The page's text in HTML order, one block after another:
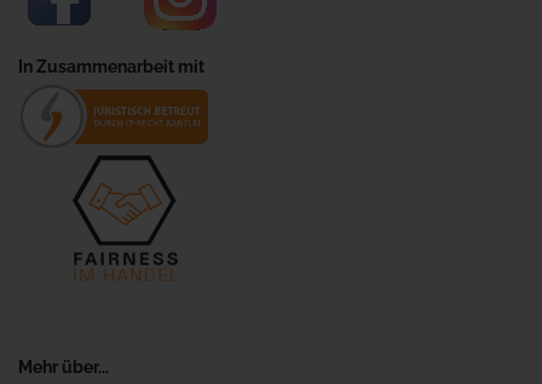
In Zusammenarbeit mit
Mehr über...